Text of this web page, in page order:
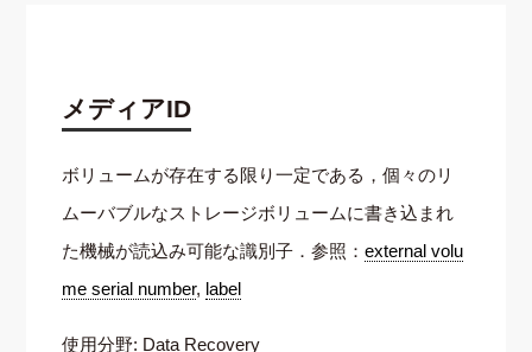
メディアID
ボリュームが存在する限り一定である，個々のリ
ムーバブルなストレージボリュームに書き込まれ
た機械が読込み可能な識別子．参照：external volu
me serial number, label
使用分野: Data Recovery